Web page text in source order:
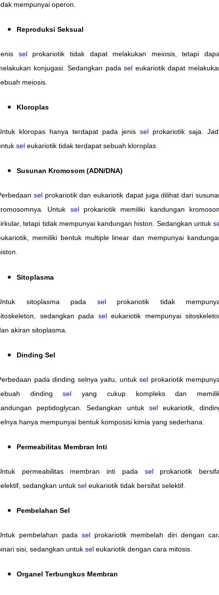
mempunyai operon.
Reproduksi Seksual
selprokariotik tidak dapat melakukan meiosis, tetapi
konjugasi. Sedangkan padasel eukariotik dapat
meiosis.
Kloroplas
kloropas hanya terdapat pada jenis sel prokariotik saja.
sel eukariotik tidak terdapat sebuah kloroplas.
Susunan Kromosom (ADN/DNA)
selprokariotik dan eukariotik dapat juga dilihat dari
Untuk selprokariotik memiliki kandungan
tetapi tidak mempunyai kandungan histon. Sedangkan untuk
memiliki bentuk multiple linear dan mempunyai
Sitoplasma
sitoplasma pada selprokariotik tidak
sedangkan pada seleukariotik mempunyai
akiran sitoplasma.
Dinding Sel
pada dinding selnya yaitu, untuk sel prokariotik
dindingsel yang cukup kompleks dan
peptidoglycan. Sedangkan untuk seleukariotik,
hanya mempunyai bentuk komposisi kimia yang sederhana.
Permeabilitas Membran Inti
permeabilitas membran inti pada selprokariotik
sedangkan untuk sel eukariotik tidak bersifat selektif.
Pembelahan Sel
pembelahan pada selprokariotik membelah diri dengan
sisi, sedangkan untuk sel eukariotik dengan cara mitosis.
Organel Terbungkus Membran